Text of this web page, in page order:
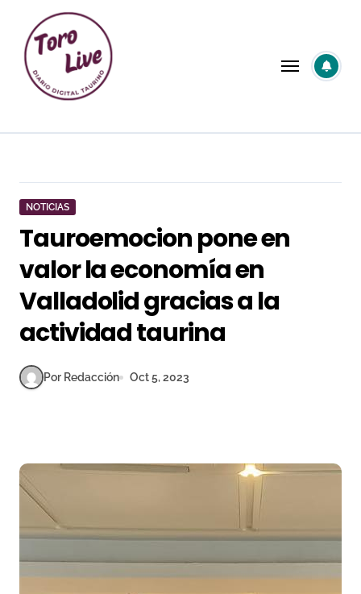
contenido
NOTICIAS
Tauroemocion pone en
valor la economía en
Valladolid gracias a la
actividad taurina
Por Redacción Oct 5, 2023